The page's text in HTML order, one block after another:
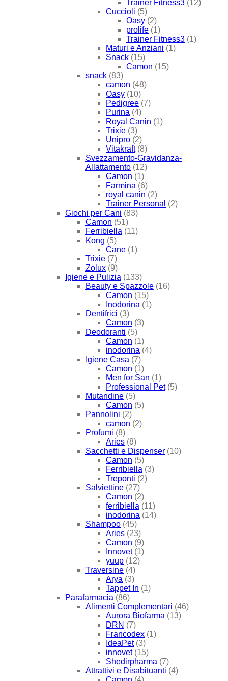
Trainer Fitness3 (12)
Cuccioli (5)
Oasy (2)
prolife (1)
Trainer Fitness3 (1)
Maturi e Anziani (1)
Snack (15)
Camon (15)
snack (83)
camon (48)
Oasy (10)
Pedigree (7)
Purina (4)
Royal Canin (1)
Trixie (3)
Unipro (2)
Vitakraft (8)
Svezzamento-Gravidanza-
Allattamento (12)
Camon (1)
Farmina (6)
royal canin (2)
Trainer Personal (2)
Giochi per Cani (83)
Camon (51)
Ferribiella (11)
Kong (5)
Cane (1)
Trixie (7)
Zolux (9)
Igiene e Pulizia (133)
Beauty e Spazzole (16)
Camon (15)
Inodorina (1)
Dentifrici (3)
Camon (3)
Deodoranti (5)
Camon (1)
inodorina (4)
Igiene Casa (7)
Camon (1)
Men for San (1)
Professional Pet (5)
Mutandine (5)
Camon (5)
Pannolini (2)
camon (2)
Profumi (8)
Aries (8)
Sacchetti e Dispenser (10)
Camon (5)
Ferribiella (3)
Treponti (2)
Salviettine (27)
Camon (2)
ferribiella (11)
inodorina (14)
Shampoo (45)
Aries (23)
Camon (9)
Innovet (1)
yuup (12)
Traversine (4)
Arya (3)
Tappet In (1)
Parafarmacia (86)
Alimenti Complementari (46)
Aurora Biofarma (13)
DRN (7)
Francodex (1)
IdeaPet (3)
innovet (15)
Shedirpharma (7)
Attrattivi e Disabituanti (4)